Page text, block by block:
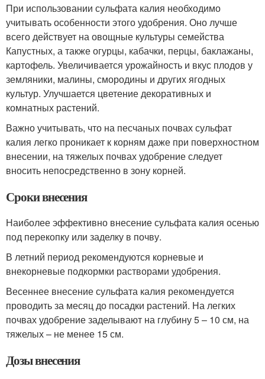
При использовании сульфата калия необходимо
учитывать особенности этого удобрения. Оно лучше
всего действует на овощные культуры семейства
Капустных, а также огурцы, кабачки, перцы, баклажаны,
картофель. Увеличивается урожайность и вкус плодов у
земляники, малины, смородины и других ягодных
культур. Улучшается цветение декоративных и
комнатных растений.
Важно учитывать, что на песчаных почвах сульфат
калия легко проникает к корням даже при поверхностном
внесении, на тяжелых почвах удобрение следует
вносить непосредственно в зону корней.
Сроки внесения
Наиболее эффективно внесение сульфата калия осенью
под перекопку или заделку в почву.
В летний период рекомендуются корневые и
внекорневые подкормки растворами удобрения.
Весеннее внесение сульфата калия рекомендуется
проводить за месяц до посадки растений. На легких
почвах удобрение заделывают на глубину 5 – 10 см, на
тяжелых – не менее 15 см.
Дозы внесения